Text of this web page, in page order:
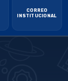
CORREO
INSTITUCIONAL